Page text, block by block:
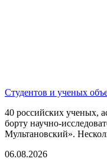
Студентов и ученых
40 российских ученых,
борту научно-
Мультановский».
06.08.2026